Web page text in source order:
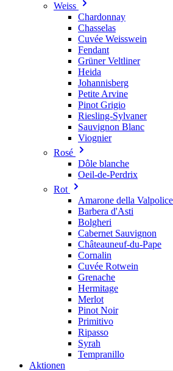
Weiss
Chardonnay
Chasselas
Cuvée Weisswein
Fendant
Grüner Veltliner
Heida
Johannisberg
Petite Arvine
Pinot Grigio
Riesling-Sylvaner
Sauvignon Blanc
Viognier
Rosé
Dôle blanche
Oeil-de-Perdrix
Rot
Amarone della
Barbera d'Asti
Bolgheri
Cabernet Sauvignon
Châteauneuf-du-Pape
Cornalin
Cuvée Rotwein
Grenache
Hermitage
Merlot
Pinot Noir
Primitivo
Ripasso
Syrah
Tempranillo
Aktionen